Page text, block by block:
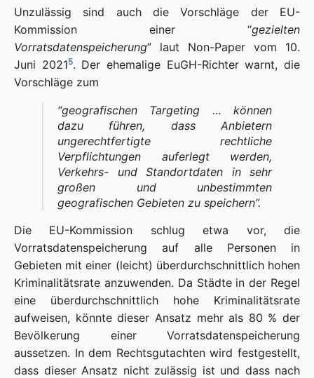
Unzulässig sind auch die Vorschläge der EU-
Kommission einer “gezielten
Vorratsdatenspeicherung” laut Non-Paper vom 10.
Juni 20215. Der ehemalige EuGH-Richter warnt, die
Vorschläge zum
“geografischen Targeting … können
dazu führen, dass Anbietern
ungerechtfertigte rechtliche
Verpflichtungen auferlegt werden,
Verkehrs- und Standortdaten in sehr
großen und unbestimmten
geografischen Gebieten zu speichern”.
Die EU-Kommission schlug etwa vor, die
Vorratsdatenspeicherung auf alle Personen in
Gebieten mit einer (leicht) überdurchschnittlich hohen
Kriminalitätsrate anzuwenden. Da Städte in der Regel
eine überdurchschnittlich hohe Kriminalitätsrate
aufweisen, könnte dieser Ansatz mehr als 80 % der
Bevölkerung einer Vorratsdatenspeicherung
aussetzen. In dem Rechtsgutachten wird festgestellt,
dass dieser Ansatz nicht zulässig ist und dass nach